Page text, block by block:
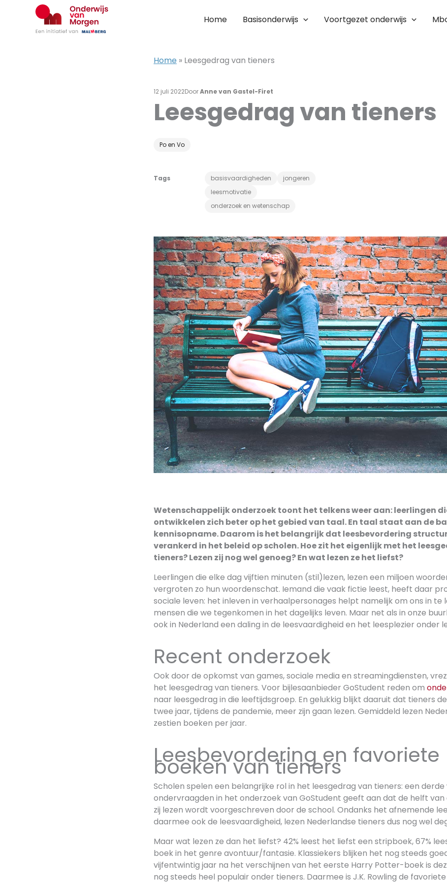
Home Basisonderwijs Voortgezet onderwijs
Home » Leesgedrag van tieners
12 juli 2022DoorAnne van Gastel-Firet
Po en Vo
Tags basisvaardigheden
jongeren
leesmotivatie
onderzoek en wetenschap
Leesgedrag van tieners
Wetenschappelijk onderzoek toont het telkens weer aan: leerlingen
ontwikkelen zich beter op het gebied van taal. En taal staat aan de
kennisopname. Daarom is het belangrijk dat leesbevordering
verankerd in het beleid op scholen. Hoe zit het eigenlijk met het
tieners? Lezen zij nog wel genoeg? En wat lezen ze het liefst?
Leerlingen die elke dag vijftien minuten (stil)lezen, lezen een miljoen
vergroten zo hun woordenschat. Iemand die vaak fictie leest, heeft daar
sociale leven: het inleven in verhaalpersonages helpt namelijk om ons in te
mensen die we tegenkomen in het dagelijks leven. Maar net als in onze
ook in Nederland een daling in de leesvaardigheid en het leesplezier onder
Recent onderzoek
Ook door de opkomst van games, sociale media en streamingdiensten,
het leesgedrag van tieners. Voor bijlesaanbieder GoStudent reden om
naar leesgedrag in die leeftijdsgroep. En gelukkig blijkt daaruit dat tieners
twee jaar, tijdens de pandemie, meer zijn gaan lezen. Gemiddeld lezen
zestien boeken per jaar.
Leesbevordering en favoriete
boeken van tieners
Scholen spelen een belangrijke rol in het leesgedrag van tieners: een derde
ondervraagden in het onderzoek van GoStudent geeft aan dat de helft van
zij lezen wordt voorgeschreven door de school. Ondanks het afnemende
daarmee ook de leesvaardigheid, lezen Nederlandse tieners dus nog wel
Maar wat lezen ze dan het liefst? 42% leest het liefst een stripboek, 67%
boek in het genre avontuur/fantasie. Klassiekers blijken het nog steeds
vijfentwintig jaar na het verschijnen van het eerste Harry Potter-boek is
nog steeds heel populair onder tieners. Daarmee is J.K. Rowling de